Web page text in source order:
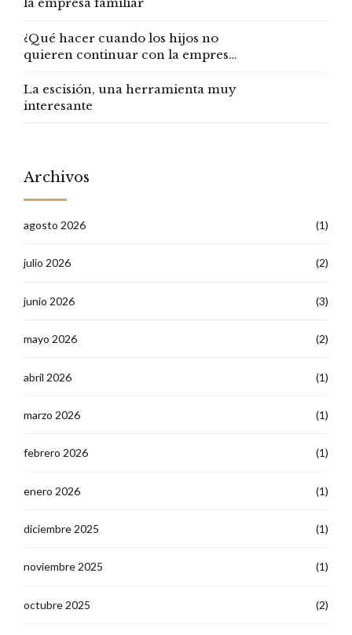
la empresa familiar
¿Qué hacer cuando los hijos no
quieren continuar con la empresa
La escisión, una herramienta muy
interesante
Archivos
agosto 2026 (1)
julio 2026 (2)
junio 2026 (3)
mayo 2026 (2)
abril 2026 (1)
marzo 2026 (1)
febrero 2026 (1)
enero 2026 (1)
diciembre 2025 (1)
noviembre 2025 (1)
octubre 2025 (2)